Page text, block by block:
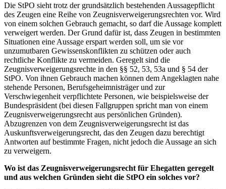
Die StPO sieht trotz der grundsätzlich bestehenden Aussagepflicht
des Zeugen eine Reihe von Zeugnisverweigerungsrechten vor. Wird
von einem solchen Gebrauch gemacht, so darf die Aussage komplett
verweigert werden. Der Grund dafür ist, dass Zeugen in bestimmten
Situationen eine Aussage erspart werden soll, um sie vor
unzumutbaren Gewissenskonflikten zu schützen oder auch
rechtliche Konflikte zu vermeiden. Geregelt sind die
Zeugnisverweigerungsrechte in den §§ 52, 53, 53a und § 54 der
StPO. Von ihnen Gebrauch machen können dem Angeklagten nahe
stehende Personen, Berufsgeheimnisträger und zur
Verschwiegenheit verpflichtete Personen, wie beispielsweise der
Bundespräsident (bei diesen Fallgruppen spricht man von einem
Zeugnisverweigerungsrecht aus persönlichen Gründen).
Abzugrenzen von dem Zeugnisverweigerungsrecht ist das
Auskunftsverweigerungsrecht, das den Zeugen dazu berechtigt
Antworten auf bestimmte Fragen, nicht jedoch die Aussage an sich
zu verweigern.
Wo ist das Zeugnisverweigerungsrecht für Ehegatten geregelt
und aus welchen Gründen sieht die StPO ein solches vor?